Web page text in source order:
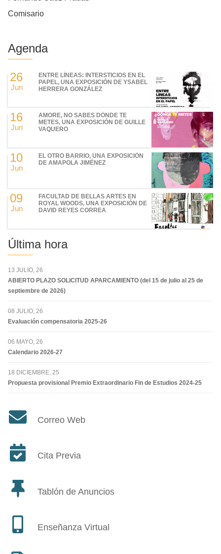
Comisario
Agenda
26
Jun
ENTRE LÍNEAS: INTERSTICIOS EN EL
PAPEL, UNA EXPOSICIÓN DE YSABEL
HERRERA GONZÁLEZ
16
Jun
AMORE, NO SABES DÓNDE TE
METES, UNA EXPOSICIÓN DE GUILLE
VAQUERO
10
Jun
EL OTRO BARRIO, UNA EXPOSICIÓN
DE AMAPOLA JIMÉNEZ
09
Jun
FACULTAD DE BELLAS ARTES EN
ROYAL WOODS, UNA EXPOSICIÓN DE
DAVID REYES CORREA
Última hora
13 JULIO, 26
ABIERTO PLAZO SOLICITUD APARCAMIENTO (del 15 de julio al 25 de
septiembre de 2026)
08 JULIO, 26
Evaluación compensatoria 2025-26
06 MAYO, 26
Calendario 2026-27
18 DICIEMBRE, 25
Propuesta provisional Premio Extraordinario Fin de Estudios 2024-25
Correo Web
Cita Previa
Tablón de Anuncios
Enseñanza Virtual